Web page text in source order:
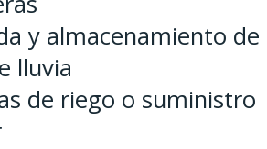
y almacenamiento de
lluvia
de riego o suministro